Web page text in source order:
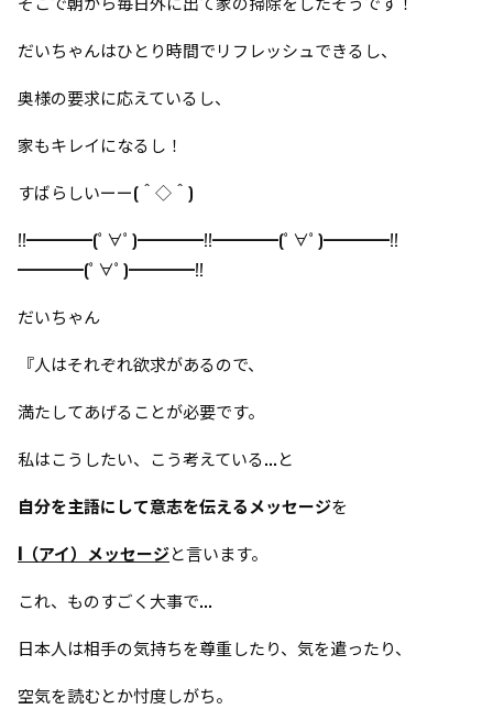
だいちゃんはひとり時間でリフレッシュできるし、
奥様の要求に応えているし、
家もキレイになるし！
すばらしいーー(＾◇＾)
!!━━━━(ﾟ∀ﾟ)━━━━!!━━━━(ﾟ∀ﾟ)━━━━!!
━━━━(ﾟ∀ﾟ)━━━━!!
だいちゃん
『人はそれぞれ欲求があるので、
満たしてあげることが必要です。
私はこうしたい、こう考えている...と
自分を主語にして意志を伝えるメッセージを
I（アイ）メッセージと言います。
これ、ものすごく大事で...
日本人は相手の気持ちを尊重したり、気を遣ったり、
空気を読むとか忖度しがち。